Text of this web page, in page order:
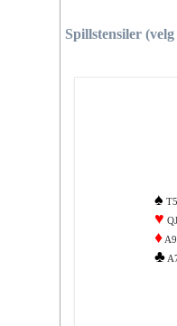
Spillstensiler
♠ T5
♥
♦ A9
♣